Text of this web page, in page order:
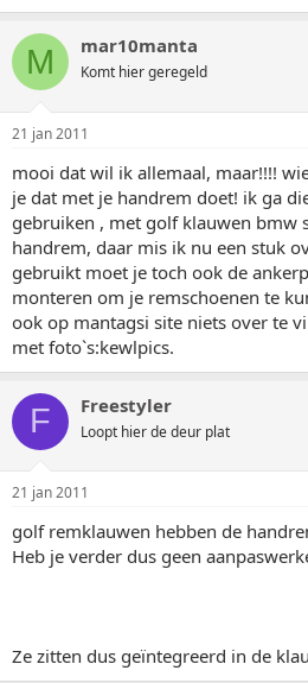
M mar10manta
Komt hier geregeld
21 jan 2011
mooi dat wil ik allemaal, maar!!!!
je dat met je handrem doet! ik ga
gebruiken , met golf klauwen bmw
handrem, daar mis ik nu een stuk
gebruikt moet je toch ook de
monteren om je remschoenen te
ook op mantagsi site niets over te
met foto`s:kewlpics.
F Freestyler
Loopt hier de deur plat
21 jan 2011
golf remklauwen hebben de
Heb je verder dus geen
Ze zitten dus geïntegreerd in de